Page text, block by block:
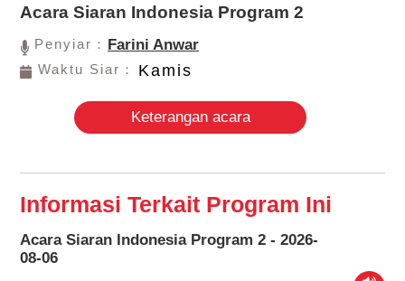
Acara Siaran Indonesia Program 2
Penyiar： Farini Anwar
Waktu Siar： Kamis
Keterangan acara
Informasi Terkait Program Ini
Acara Siaran Indonesia Program 2 - 2026-
08-06